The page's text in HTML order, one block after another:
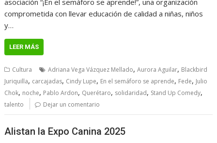
asociación “¡En el semáforo se aprende!”, una organización
comprometida con llevar educación de calidad a niñas, niños
y…
LEER MÁS
Cultura Adriana Vega Vázquez Mellado,Aurora Aguilar, Blackbird
Juriquilla, carcajadas, Cindy Lupe, En el semáforo se aprende, Fede, Julio
Chok, noche, Pablo Ardon, Querétaro, solidaridad, Stand Up Comedy,
talento Dejar un comentario
Alistan la Expo Canina 2025